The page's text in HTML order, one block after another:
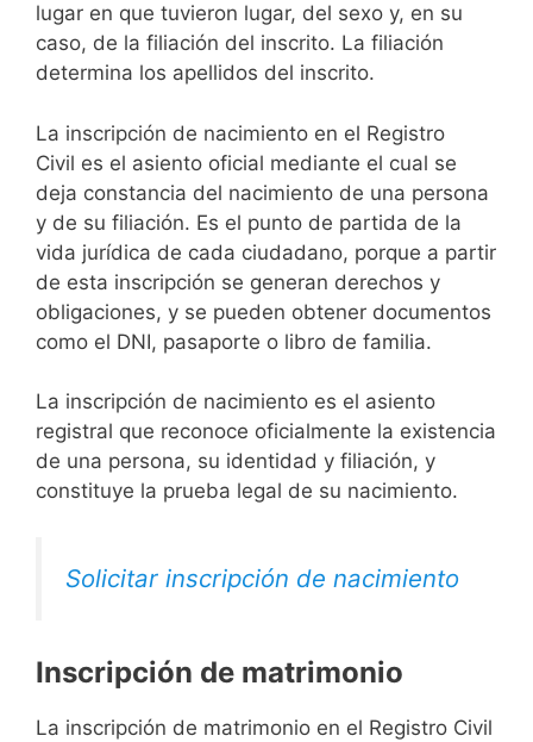
lugar en que tuvieron lugar, del sexo y, en su
caso, de la filiación del inscrito. La filiación
determina los apellidos del inscrito.
La inscripción de nacimiento en el Registro
Civil es el asiento oficial mediante el cual se
deja constancia del nacimiento de una persona
y de su filiación. Es el punto de partida de la
vida jurídica de cada ciudadano, porque a partir
de esta inscripción se generan derechos y
obligaciones, y se pueden obtener documentos
como el DNI, pasaporte o libro de familia.
La inscripción de nacimiento es el asiento
registral que reconoce oficialmente la existencia
de una persona, su identidad y filiación, y
constituye la prueba legal de su nacimiento.
Solicitar inscripción de nacimiento
Inscripción de matrimonio
La inscripción de matrimonio en el Registro Civil